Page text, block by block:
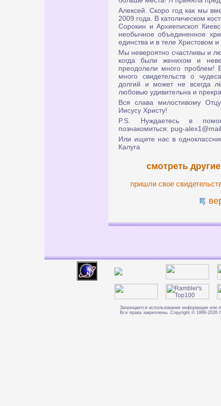
Алексей. Скоро год как мы
2009 года. В католическом
Сорокин и Архиепископ
необычное объединенное
единства и в теле Христовом
Мы невероятно счастливы и
когда были женихом и
преодолели много проблем!
много свидетельств о
долгий и может не всегда
любовью удивительна и
Вся слава милостивому
Иисусу Христу!
P.S. Нуждаетесь в
познакомиться: pug-
Или ищите нас в
Калуга
смотреть
пришли свое
Запрещается использование информации или
Все права закреплены. Copyright © 1999-